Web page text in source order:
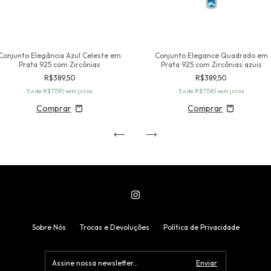
Elegância Azul Celeste em
Prata 925 com Zircônias
R$389,50
5x de R$77,90 sem juros
Conjunto Elegance Quadrado em
Prata 925 com Zircônias azuis
R$389,50
5x de R$77,90 sem juros
Sobre Nós Trocas e Devoluções Política de Privacidade